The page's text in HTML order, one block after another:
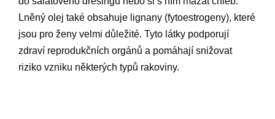
Lněný olej také obsahuje lignany (fytoestrogeny), které
jsou pro ženy velmi důležité. Tyto látky podporují
zdraví reprodukčních orgánů a pomáhají snižovat
riziko vzniku některých typů rakoviny.